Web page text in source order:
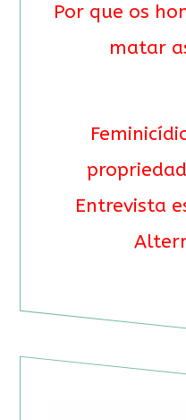
Por que os
matar
Entrevista